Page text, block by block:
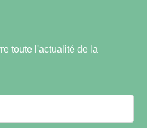
toute l'actualité de la